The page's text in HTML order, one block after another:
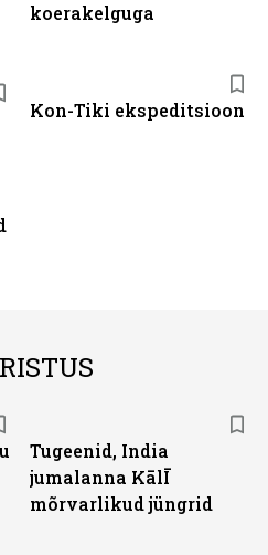
koerakelguga
Kon-Tiki ekspeditsioon
Tugeenid, India
jumalanna KālĪ
mõrvarlikud jüngrid